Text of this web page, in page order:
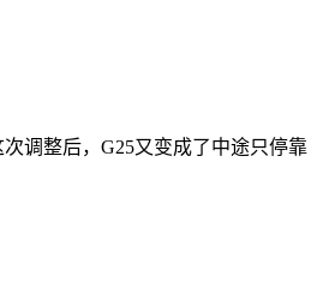
调整后，G25又变成了中途只停靠